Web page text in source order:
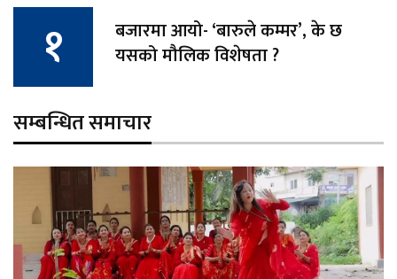
बजारमा आयो- ‘बारुले कम्मर’, के छ
यसको मौलिक विशेषता ?
सम्बन्धित समाचार